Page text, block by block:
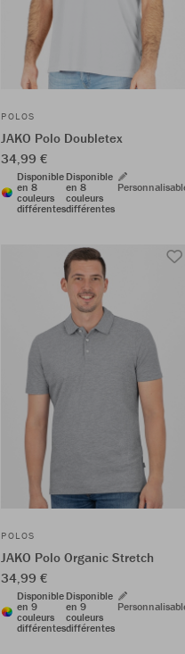
POLOS
JAKO Polo Doubletex
34,99 €
Disponible
en 8
couleurs
différentes
Disponible
en 8
couleurs
différentes
POLOS
JAKO Polo Organic Stretch
34,99 €
Disponible
en 9
couleurs
différentes
Disponible
en 9
couleurs
différentes